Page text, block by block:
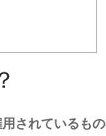
されているも